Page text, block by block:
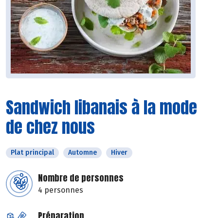
Sandwich libanais à la mode
de chez nous
Plat principal Automne Hiver
Nombre de personnes
4 personnes